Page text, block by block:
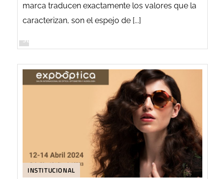
marca traducen exactamente los valores que la
caracterizan, son el espejo de [...]
SEGUIR LEYENDO
INSTITUCIONAL